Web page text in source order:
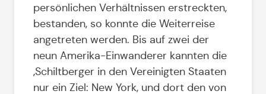
persönlichen Verhältnissen erstreckten,
bestanden, so konnte die Weiterreise
angetreten werden. Bis auf zwei der
neun Amerika-Einwanderer kannten die
‚Schiltberger in den Vereinigten Staaten
nur ein Ziel: New York, und dort den von